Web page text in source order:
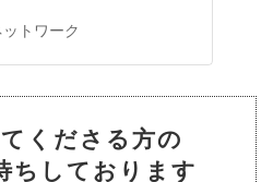
トワーク
くださる方の
ちしております